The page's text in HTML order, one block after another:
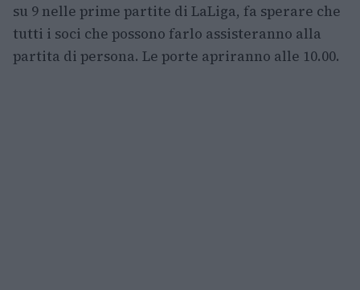
su 9 nelle prime partite di LaLiga, fa sperare che
tutti i soci che possono farlo assisteranno alla
partita di persona. Le porte apriranno alle 10.00.